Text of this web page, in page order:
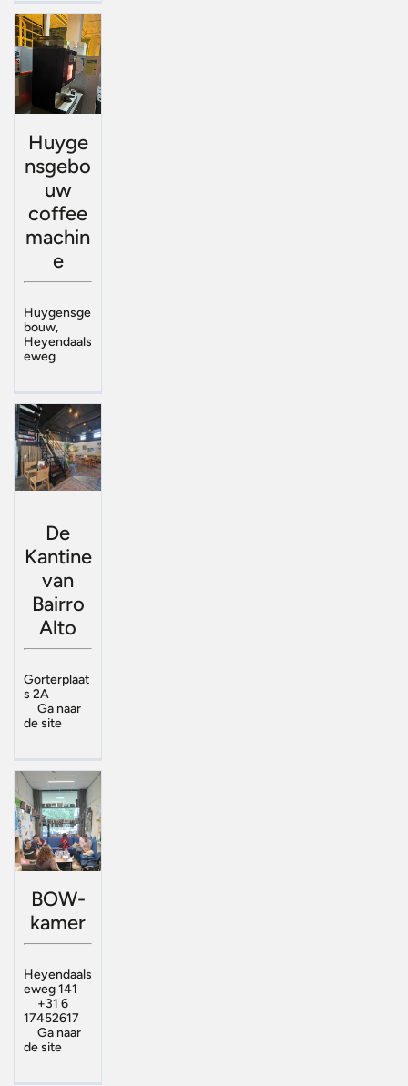
Huyge
nsgebo
uw
coffee
machin
e
Huygensge
bouw,
Heyendaals
eweg
De
Kantine
van
Bairro
Alto
Gorterplaat
s 2A
Ga naar
de site
BOW-
kamer
Heyendaals
eweg 141
+31 6
17452617
Ga naar
de site